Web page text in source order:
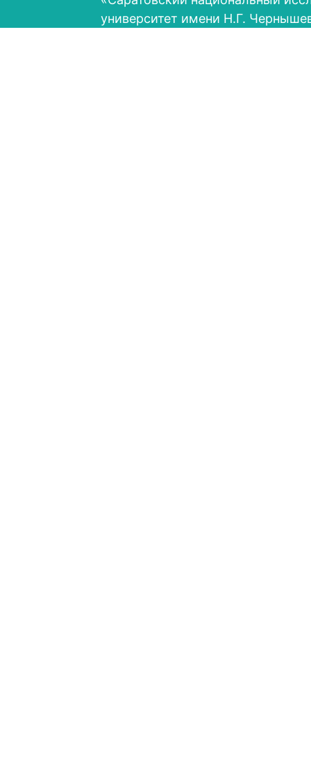
университет имени Н.Г.